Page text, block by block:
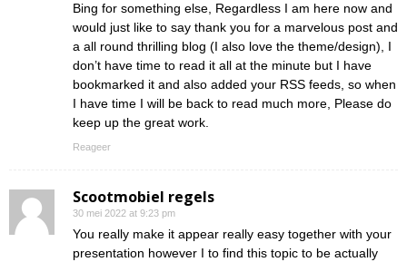
Bing for something else, Regardless I am here now and
would just like to say thank you for a marvelous post and
a all round thrilling blog (I also love the theme/design), I
don’t have time to read it all at the minute but I have
bookmarked it and also added your RSS feeds, so when
I have time I will be back to read much more, Please do
keep up the great work.
Reageer
Scootmobiel regels
30 mei 2022 at 9:23 pm
You really make it appear really easy together with your
presentation however I to find this topic to be actually